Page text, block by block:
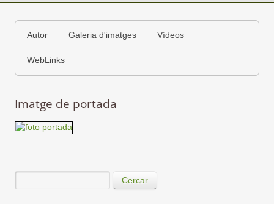
Autor Galeria d'imatges Vídeos
WebLinks
Imatge de portada
Cercar